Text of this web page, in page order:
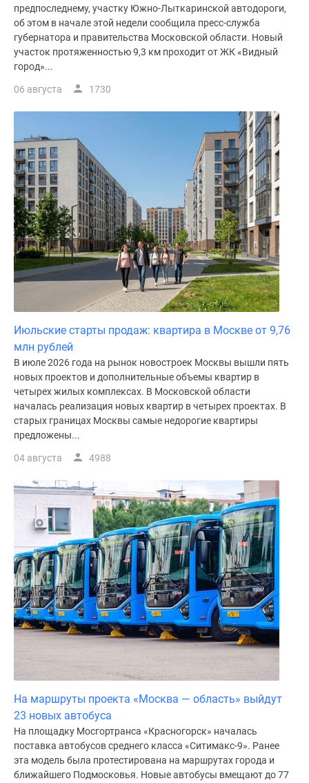
ипотеку
Бизнес-
центры
Коттеджи
Скидки
Макс
предпоследнему, участку Южно-Лыткаринской автодороги,
об этом в начале этой недели сообщила пресс-служба
губернатора и правительства Московской области. Новый
участок протяженностью 9,3 км проходит от ЖК «Видный
город»...
06 августа 1730
Июльские старты продаж: квартира в Москве от 9,76
млн рублей
В июле 2026 года на рынок новостроек Москвы вышли пять
новых проектов и дополнительные объемы квартир в
четырех жилых комплексах. В Московской области
началась реализация новых квартир в четырех проектах. В
старых границах Москвы самые недорогие квартиры
предложены...
04 августа 4988
На маршруты проекта «Москва — область» выйдут
23 новых автобуса
На площадку Мосгортранса «Красногорск» началась
поставка автобусов среднего класса «Ситимакс-9». Ранее
эта модель была протестирована на маршрутах города и
ближайшего Подмосковья. Новые автобусы вмещают до 77